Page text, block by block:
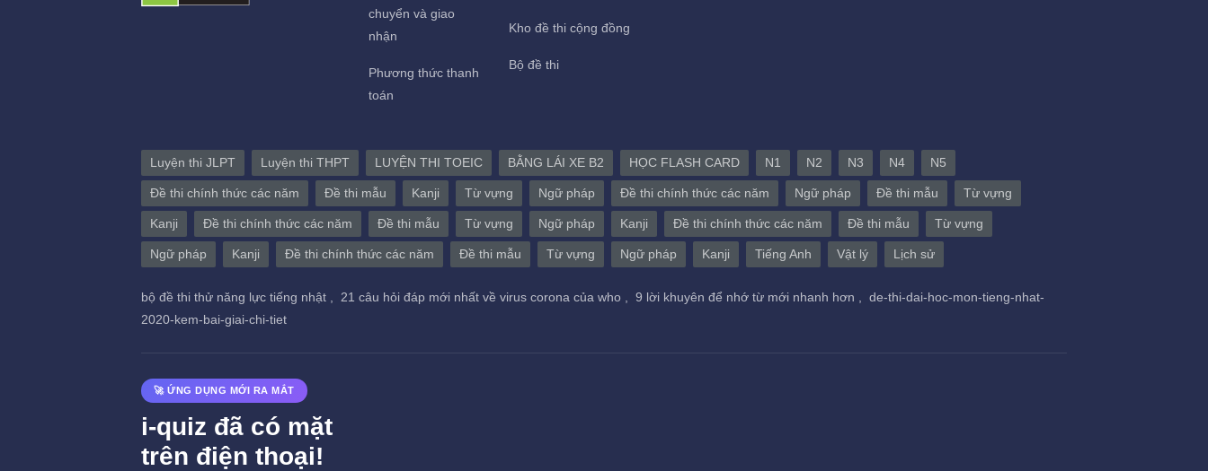
chuyển và giao
nhận
Phương thức thanh
toán
Kho đề thi cộng đồng
Bộ đề thi
Luyện thi JLPT Luyện thi THPT LUYỆN THI TOEIC BẰNG LÁI XE B2 HỌC FLASH CARD N1 N2 N3 N4 N5
Đề thi chính thức các năm Đề thi mẫu Kanji Từ vựng Ngữ pháp Đề thi chính thức các năm Ngữ pháp Đề thi mẫu Từ vựng
Kanji Đề thi chính thức các năm Đề thi mẫu Từ vựng Ngữ pháp Kanji Đề thi chính thức các năm Đề thi mẫu Từ vựng
Ngữ pháp Kanji Đề thi chính thức các năm Đề thi mẫu Từ vựng Ngữ pháp Kanji Tiếng Anh Vật lý Lịch sử
bộ đề thi thử năng lực tiếng nhật , 21 câu hỏi đáp mới nhất về virus corona của who , 9 lời khuyên để nhớ từ mới nhanh hơn ,
de-thi-dai-hoc-mon-tieng-nhat-
2020-kem-bai-giai-chi-tiet
🚀 ỨNG DỤNG MỚI RA MẮT
i-quiz đã có mặt
trên điện thoại!